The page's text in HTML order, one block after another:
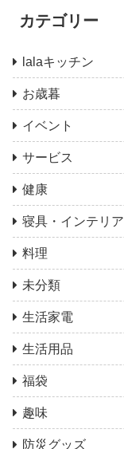
カテゴリー
lalaキッチン
お歳暮
イベント
サービス
健康
寝具・インテリア
料理
未分類
生活家電
生活用品
福袋
趣味
防災グッズ